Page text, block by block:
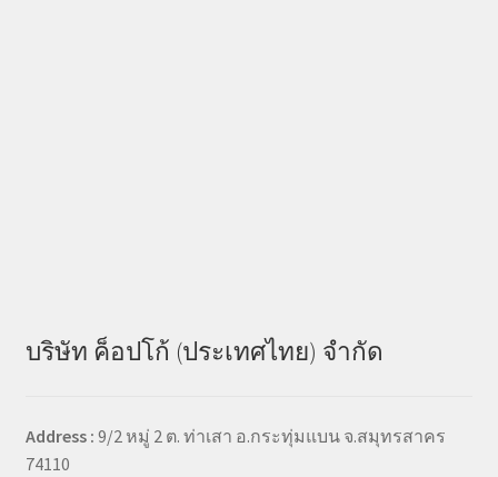
บริษัท ค็อปโก้ (ประเทศไทย) จำกัด
Address : 9/2 หมู่ 2 ต. ท่าเสา อ.กระทุ่มแบน จ.สมุทรสาคร
74110